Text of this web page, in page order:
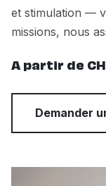
et stimulation —
missions, nous
A partir de
Demander